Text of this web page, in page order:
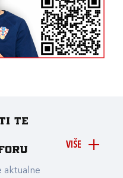
VIŠE
te
aktualne